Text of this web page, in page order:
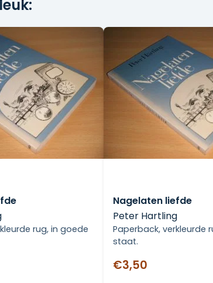
rug, in goede
Nagelaten liefde
Peter Hartling
Paperback, verkleurde
staat.
€3,50